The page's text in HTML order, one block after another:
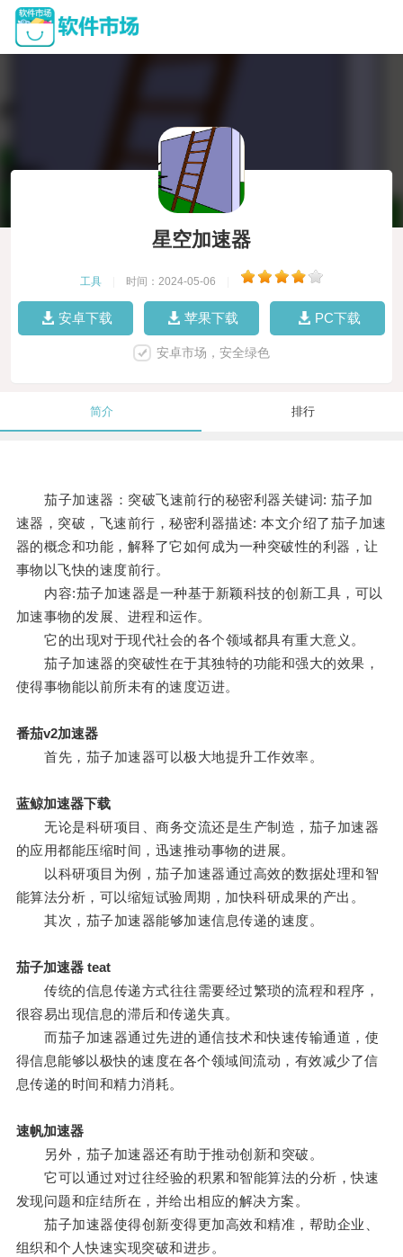
星空加速器
工具 时间：2024-05-06
安卓下载 苹果下载 PC下载
安卓市场，安全绿色
简介 排行
茄子加速器：突破飞速前行的秘密利器关键词: 茄子加
速器，突破，飞速前行，秘密利器描述: 本文介绍了茄子加速
器的概念和功能，解释了它如何成为一种突破性的利器，让
事物以飞快的速度前行。
内容:茄子加速器是一种基于新颖科技的创新工具，可以
加速事物的发展、进程和运作。
它的出现对于现代社会的各个领域都具有重大意义。
茄子加速器的突破性在于其独特的功能和强大的效果，
使得事物能以前所未有的速度迈进。
番茄v2加速器
首先，茄子加速器可以极大地提升工作效率。
蓝鲸加速器下载
无论是科研项目、商务交流还是生产制造，茄子加速器
的应用都能压缩时间，迅速推动事物的进展。
以科研项目为例，茄子加速器通过高效的数据处理和智
能算法分析，可以缩短试验周期，加快科研成果的产出。
其次，茄子加速器能够加速信息传递的速度。
茄子加速器 teat
传统的信息传递方式往往需要经过繁琐的流程和程序，
很容易出现信息的滞后和传递失真。
而茄子加速器通过先进的通信技术和快速传输通道，使
得信息能够以极快的速度在各个领域间流动，有效减少了信
息传递的时间和精力消耗。
速帆加速器
另外，茄子加速器还有助于推动创新和突破。
它可以通过对过往经验的积累和智能算法的分析，快速
发现问题和症结所在，并给出相应的解决方案。
茄子加速器使得创新变得更加高效和精准，帮助企业、
组织和个人快速实现突破和进步。